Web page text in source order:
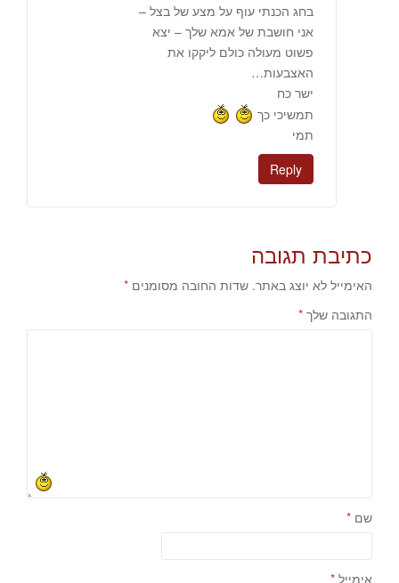
בחג הכנתי עוף על מצע של בצל –
אני חושבת של אמא שלך – יצא
פשוט מעולה כולם ליקקו את
האצבעות…
ישר כח
תמשיכי כך
תמי
Reply
כתיבת תגובה
האימייל לא יוצג באתר. שדות החובה מסומנים *
התגובה שלך *
שם *
אימייל *